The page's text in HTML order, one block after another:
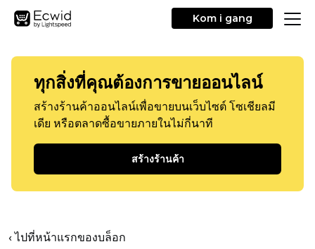
Kom i gang
ทุกสิ่งที่คุณต้องการขายออนไลน์
สร้างร้านค้าออนไลน์เพื่อขายบนเว็บไซต์ โซเชียลมี
เดีย หรือตลาดซื้อขายภายในไม่กี่นาที
สร้างร้านค้า
‹ ไปที่หน้าแรกของบล็อก